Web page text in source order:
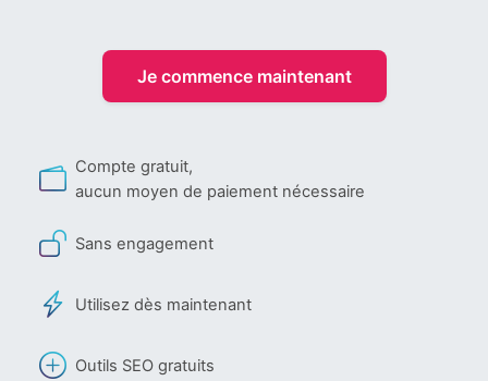
Je commence maintenant
Compte gratuit,
aucun moyen de paiement nécessaire
Sans engagement
Utilisez dès maintenant
Outils SEO gratuits